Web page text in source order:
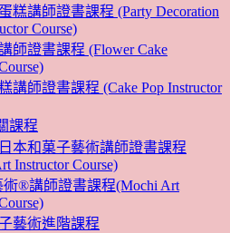
糕講師證書課程 (Party Decoration
Course)
師證書課程 (Flower Cake
講師證書課程 (Cake Pop Instructor
課程
日本和菓子藝術講師證書課程
Instructor Course)
®講師證書課程(Mochi Art
藝術進階課程